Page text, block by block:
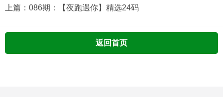
上篇：086期：【夜跑遇你】精选24码
返回首页